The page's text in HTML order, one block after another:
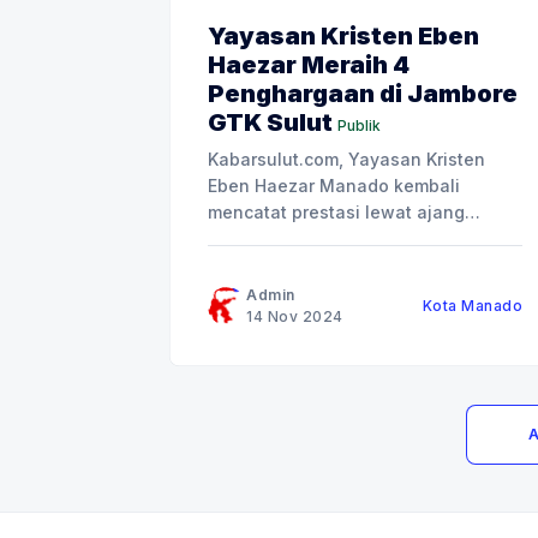
Yayasan Kristen Eben
Haezar Meraih 4
Penghargaan di Jambore
GTK Sulut Publik
Kabarsulut.com, Yayasan Kristen
Eben Haezar Manado kembali
mencatat prestasi lewat ajang
Provinsi Sulawesi Utara. Pada
kesempatan kali ini 4 sekolah yang
Admin
14 Nov 2024
Kota Manado